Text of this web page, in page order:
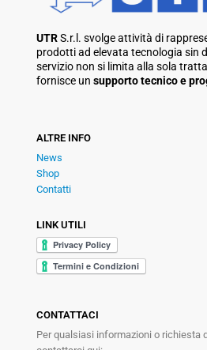
UTRS.r.l. svolge attività di
prodotti ad elevata tecnologia sin
servizio non si limita alla sola
fornisce un supporto tecnico e
ALTRE INFO
News
Shop
Contatti
LINK UTILI
CONTATTACI
Per qualsiasi informazioni o richiesta